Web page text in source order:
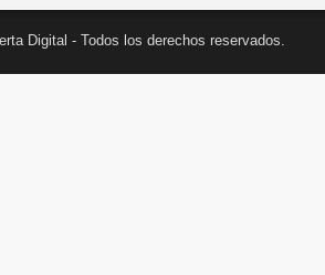
Digital - Todos los derechos reservados.